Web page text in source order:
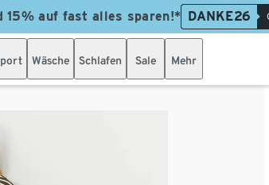
15% auf fast alles sparen!* DANKE26
Wäsche Schlafen Sale Mehr